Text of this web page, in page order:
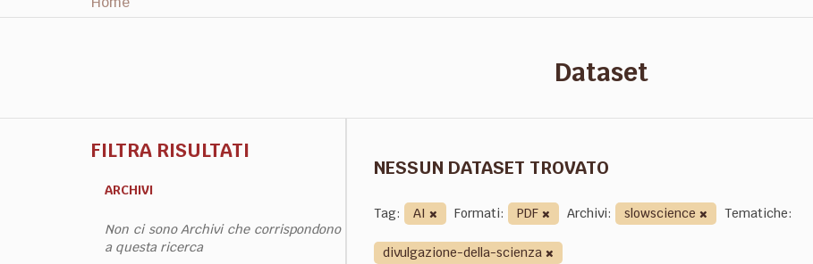
Dataset
FILTRA RISULTATI
ARCHIVI
Non ci sono Archivi che corrispondono
a questa ricerca
NESSUN DATASET TROVATO
Tag: AI Formati: PDF Archivi: slowscience
Tematiche:
divulgazione-della-scienza